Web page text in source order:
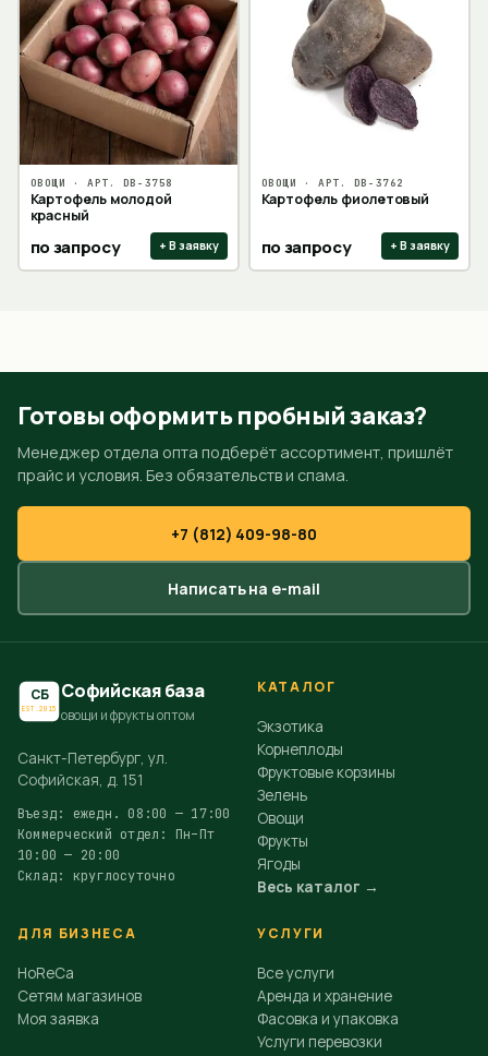
ОВОЩИ · АРТ. DB-3758
Картофель молодой
красный
по запросу + В заявку
ОВОЩИ · АРТ. DB-3762
Картофель фиолетовый
по запросу + В заявку
Готовы оформить пробный заказ?
Менеджер отдела опта подберёт ассортимент, пришлёт
прайс и условия. Без обязательств и спама.
+7 (812) 409-98-80
Написать на e-mail
СБ
EST.2015
Софийская база
овощи и фрукты оптом
Санкт-Петербург, ул.
Софийская, д. 151
Въезд: ежедн. 08:00 — 17:00
Коммерческий отдел: Пн–Пт
10:00 — 20:00
Склад: круглосуточно
КАТАЛОГ
Экзотика
Корнеплоды
Фруктовые корзины
Зелень
Овощи
Фрукты
Ягоды
Весь каталог →
ДЛЯ БИЗНЕСА
HoReCa
Сетям магазинов
Моя заявка
УСЛУГИ
Все услуги
Аренда и хранение
Фасовка и упаковка
Услуги перевозки